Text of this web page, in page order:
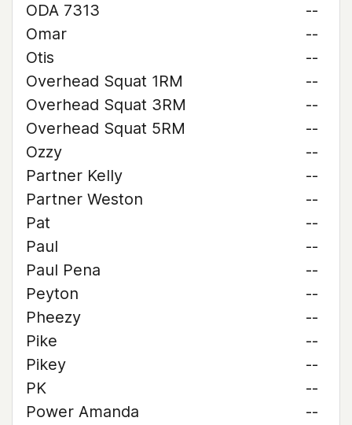
ODA 7313
--
Omar
--
Otis
--
Overhead Squat 1RM
--
Overhead Squat 3RM
--
Overhead Squat 5RM
--
Ozzy
--
Partner Kelly
--
Partner Weston
--
Pat
--
Paul
--
Paul Pena
--
Peyton
--
Pheezy
--
Pike
--
Pikey
--
PK
--
Power Amanda
--